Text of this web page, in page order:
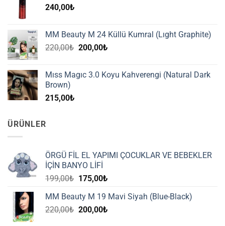
240,00₺
MM Beauty M 24 Küllü Kumral (Lıght Graphite)
220,00₺ Orijinal
200,00₺Şu
200,00₺.
Mıss Magıc 3.0 Koyu Kahverengi (Natural Dark
Brown)
215,00₺
ÜRÜNLER
ÖRGÜ FİL EL YAPIMI ÇOCUKLAR VE BEBEKLER
İÇİN BANYO LİFİ
199,00₺ Orijinal
199,00₺.
175,00₺Şu
fiyat:
175,00₺.
MM Beauty M 19 Mavi Siyah (Blue-Black)
220,00₺ Orijinal
200,00₺Şu